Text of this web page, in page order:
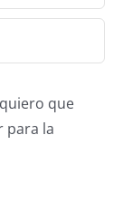
que
para la